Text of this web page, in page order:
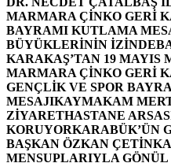
MARMARA ÇİNKO GERİ
BAYRAMI KUTLAMA
BÜYÜKLERİNİN İZİNDE
KARAKAŞ’TAN 19 MAYIS
MARMARA ÇİNKO GERİ
GENÇLİK VE SPOR
MESAJIKAYMAKAM
ZİYARETHASTANE
KORUYORKARABÜK’ÜN
BAŞKAN ÖZKAN
MENSUPLARIYLA GÖNÜL